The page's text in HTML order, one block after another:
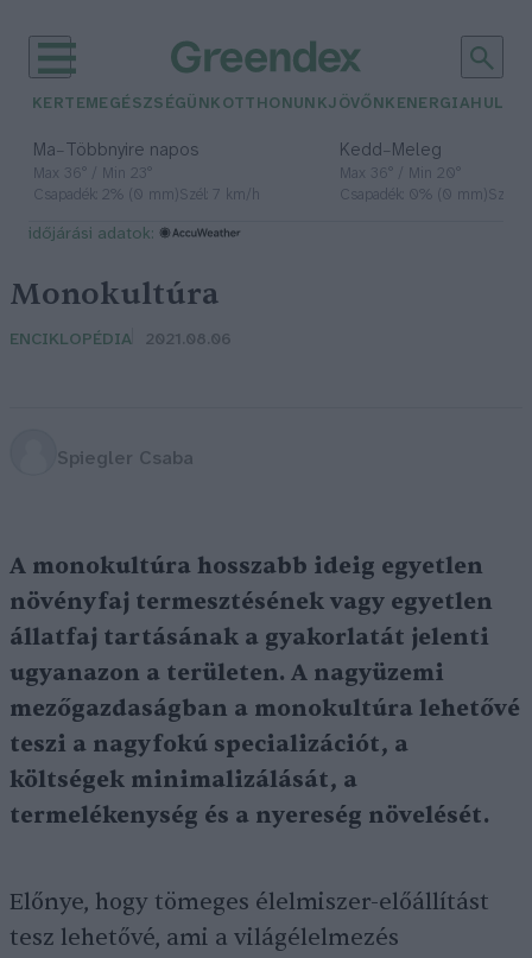
KERTEM EGÉSZSÉGÜNK OTTHONUNKJÖVŐNK ENERGIA
Ma– Többnyire napos
Max 36° / Min 23°
Csapadék: 2% (0 mm)Szél: 7 km/h
Kedd– Meleg
Max 36° / Min 20°
Csapadék: 0% (0 mm)Szél:
időjárási adatok:
Monokultúra
ENCIKLOPÉDIA 2021.08.06
Spiegler Csaba
A monokultúra hosszabb ideig egyetlen
növényfaj termesztésének vagy egyetlen
állatfaj tartásának a gyakorlatát jelenti
ugyanazon a területen. A nagyüzemi
mezőgazdaságban a monokultúra lehetővé
teszi a nagyfokú specializációt, a
költségek minimalizálását, a
termelékenység és a nyereség növelését.
Előnye, hogy tömeges élelmiszer-előállítást
tesz lehetővé, ami a világélelmezés